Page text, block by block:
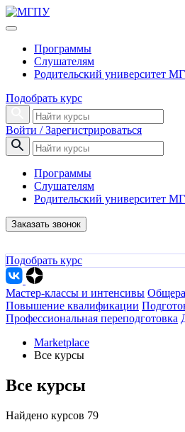
Программы
Слушателям
Родительский университет
Подобрать курс
Войти / Зарегистрироваться
Программы
Слушателям
Родительский университет
Заказать звонок
Подобрать курс
Мастер-классы и интенсивы
Повышение квалификации
Профессиональная переподготовка
Marketplace
Все курсы
Все курсы
Найдено курсов 79